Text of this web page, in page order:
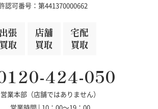
認可番号：第441370000662
出張
買取
店舗
買取
宅配
買取
424-050
営業本部（店舗ではありません）